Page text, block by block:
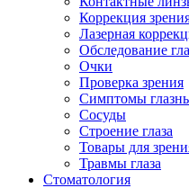
Коррекция
Лазерная
Обследование
Очки
Проверка зрения
Симптомы
Сосуды
Строение глаза
Товары для
Травмы глаза
Стоматология